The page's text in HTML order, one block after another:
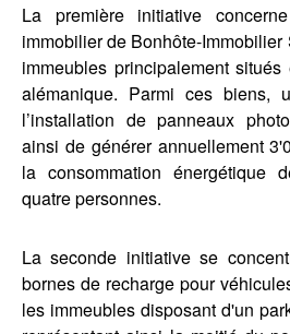
La première initiative
immobilier de Bonhôte-Immobilier
immeubles principalement
alémanique. Parmi ces biens,
l’installation de panneaux
ainsi de générer annuellement
la consommation énergétique
quatre personnes.
La seconde initiative se
bornes de recharge pour
les immeubles disposant d'un